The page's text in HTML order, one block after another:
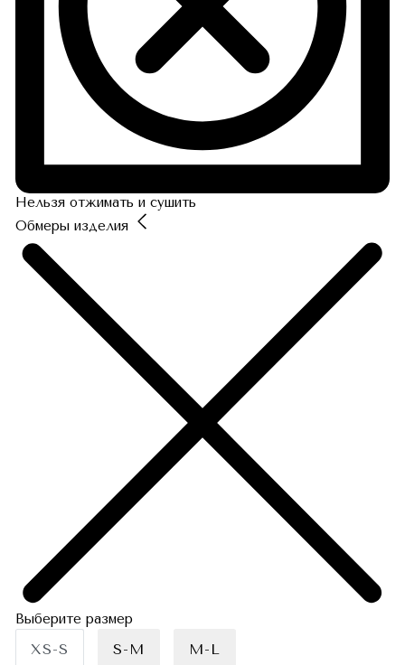
Нельзя отжимать и сушить
Обмеры изделия
Выберите размер
XS-S S-M M-L